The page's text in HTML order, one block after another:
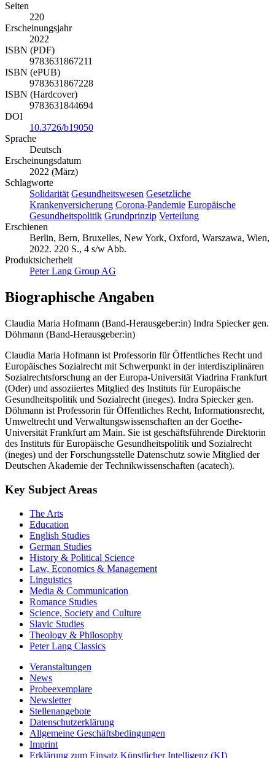
Seiten
220
Erscheinungsjahr
2022
ISBN (PDF)
9783631867211
ISBN (ePUB)
9783631867228
ISBN (Hardcover)
9783631844694
DOI
10.3726/b19050
Sprache
Deutsch
Erscheinungsdatum
2022 (März)
Schlagworte
Solidarität Gesundheitswesen Gesetzliche
Krankenversicherung Corona-Pandemie Europäische
Gesundheitspolitik Grundprinzip Verteilung
Erschienen
Berlin, Bern, Bruxelles, New York, Oxford, Warszawa, Wien,
2022. 220 S., 4 s/w Abb.
Produktsicherheit
Peter Lang Group AG
Biographische Angaben
Claudia Maria Hofmann (Band-Herausgeber:in) Indra Spiecker gen.
Döhmann (Band-Herausgeber:in)
Claudia Maria Hofmann ist Professorin für Öffentliches Recht und
Europäisches Sozialrecht mit Schwerpunkt in der interdisziplinären
Sozialrechtsforschung an der Europa-Universität Viadrina Frankfurt
(Oder) und assoziiertes Mitglied des Instituts für Europäische
Gesundheitspolitik und Sozialrecht (ineges). Indra Spiecker gen.
Döhmann ist Professorin für Öffentliches Recht, Informationsrecht,
Umweltrecht und Verwaltungswissenschaften an der Goethe-
Universität Frankfurt am Main. Sie ist geschäftsführende Direktorin
des Instituts für Europäische Gesundheitspolitik und Sozialrecht
(ineges) und der Forschungsstelle Datenschutz sowie Mitglied der
Deutschen Akademie der Technikwissenschaften (acatech).
Key Subject Areas
The Arts
Education
English Studies
German Studies
History & Political Science
Law, Economics & Management
Linguistics
Media & Communication
Romance Studies
Science, Society and Culture
Slavic Studies
Theology & Philosophy
Peter Lang Classics
Veranstaltungen
News
Probeexemplare
Newsletter
Stellenangebote
Datenschutzerklärung
Allgemeine Geschäftsbedingungen
Imprint
Erklärung zum Einsatz Künstlicher Intelligenz (KI)